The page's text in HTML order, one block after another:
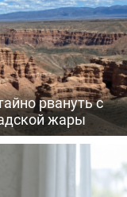
рвануть с
жары